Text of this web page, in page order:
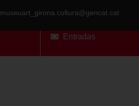
museuart_girona.cultura@gencat.cat
Entradas